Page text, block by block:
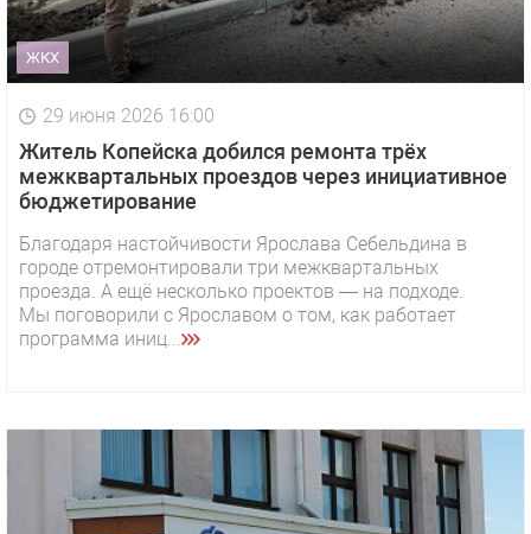
ЖКХ
29 июня 2026 16:00
Житель Копейска добился ремонта трёх
межквартальных проездов через инициативное
бюджетирование
Благодаря настойчивости Ярослава Себельдина в
городе отремонтировали три межквартальных
проезда. А ещё несколько проектов — на подходе.
Мы поговорили с Ярославом о том, как работает
программа иниц...